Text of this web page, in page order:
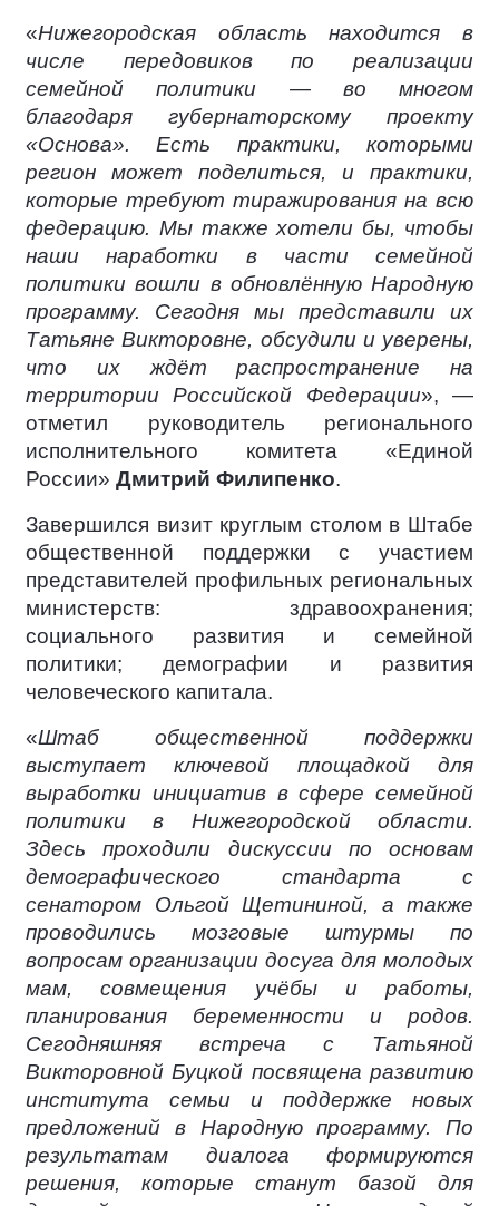
«Нижегородская область находится в
числе передовиков по реализации
семейной политики — во многом
благодаря губернаторскому проекту
«Основа». Есть практики, которыми
регион может поделиться, и практики,
которые требуют тиражирования на всю
федерацию. Мы также хотели бы, чтобы
наши наработки в части семейной
политики вошли в обновлённую Народную
программу. Сегодня мы представили их
Татьяне Викторовне, обсудили и уверены,
что их ждёт распространение на
территории Российской Федерации», —
отметил руководитель регионального
исполнительного комитета «Единой
России» Дмитрий Филипенко.
Завершился визит круглым столом в Штабе
общественной поддержки с участием
представителей профильных региональных
министерств: здравоохранения;
социального развития и семейной
политики; демографии и развития
человеческого капитала.
«Штаб общественной поддержки
выступает ключевой площадкой для
выработки инициатив в сфере семейной
политики в Нижегородской области.
Здесь проходили дискуссии по основам
демографического стандарта с
сенатором Ольгой Щетининой, а также
проводились мозговые штурмы по
вопросам организации досуга для молодых
мам, совмещения учёбы и работы,
планирования беременности и родов.
Сегодняшняя встреча с Татьяной
Викторовной Буцкой посвящена развитию
института семьи и поддержке новых
предложений в Народную программу. По
результатам диалога формируются
решения, которые станут базой для